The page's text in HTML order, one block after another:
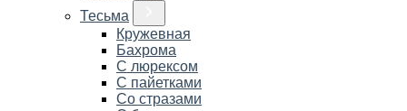
Тесьма
Кружевная
Бахрома
С люрексом
С пайетками
Со стразами